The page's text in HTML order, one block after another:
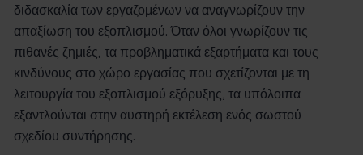
διδασκαλία των εργαζομένων να αναγνωρίζουν την
απαξίωση του εξοπλισμού. Όταν όλοι γνωρίζουν τις
πιθανές ζημιές, τα προβληματικά εξαρτήματα και τους
κινδύνους στο χώρο εργασίας που σχετίζονται με τη
λειτουργία του εξοπλισμού εξόρυξης, τα υπόλοιπα
εξαντλούνται στην αυστηρή εκτέλεση ενός σωστού
σχεδίου συντήρησης.